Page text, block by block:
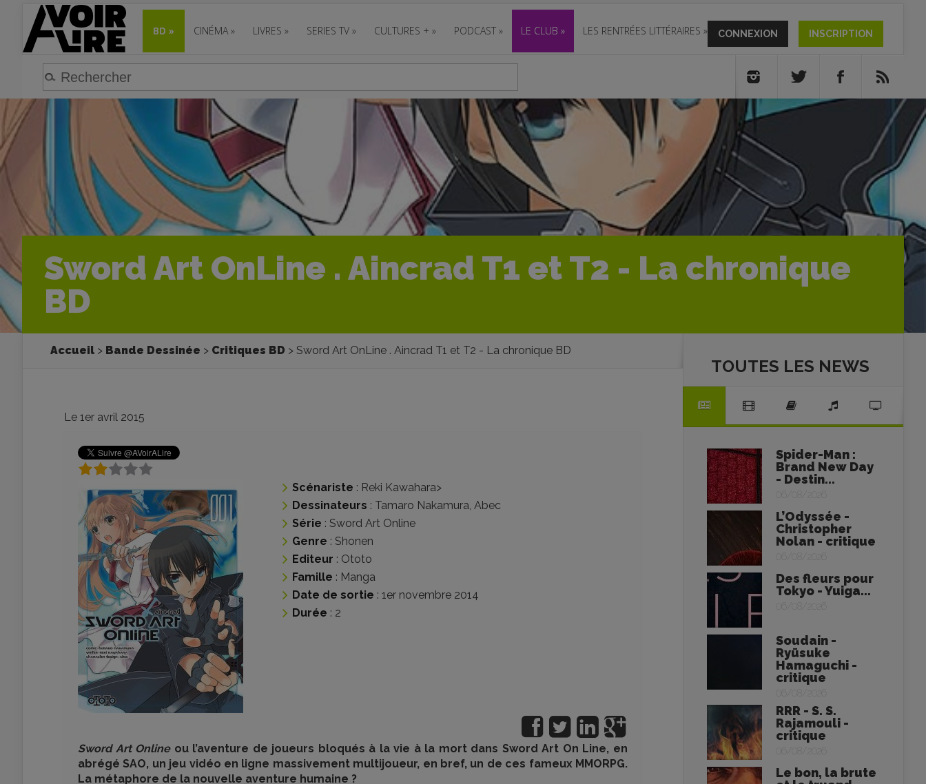
BD » CINÉMA » LIVRES » SERIES TV » CULTURES + » PODCAST » LE CLUB » LES RENTRÉES LITTÉRAIRES » CONNEXION INSCRIPTION
Sword Art OnLine . Aincrad T1 et T2 - La chronique
BD
Accueil Bande Dessinée Critiques BD Sword Art OnLine . Aincrad T1 et T2 - La chronique BD
Le 1er avril 2015
Scénariste : Reki Kawahara>
Dessinateurs : Tamaro Nakamura, Abec
Série : Sword Art Online
Genre : Shonen
Editeur : Ototo
Famille : Manga
Date de sortie : 1er novembre 2014
Durée : 2
Sword Art Onlineou l’aventure de joueurs bloqués à la vie à la mort dans Sword Art On Line, en
abrégé SAO, un jeu vidéo en ligne massivement multijoueur, en bref, un de ces fameux MMORPG.
La métaphore de la nouvelle aventure humaine ?
TOUTES LES NEWS
Spider-Man :
Brand New Day
- Destin...
06/08/2026
L’Odyssée -
Christopher
Nolan - critique
06/08/2026
Des fleurs pour
Tokyo - Yuiga...
06/08/2026
Soudain -
Ryūsuke
Hamaguchi -
critique
06/08/2026
RRR - S. S.
Rajamouli -
critique
06/08/2026
Le bon, la brute